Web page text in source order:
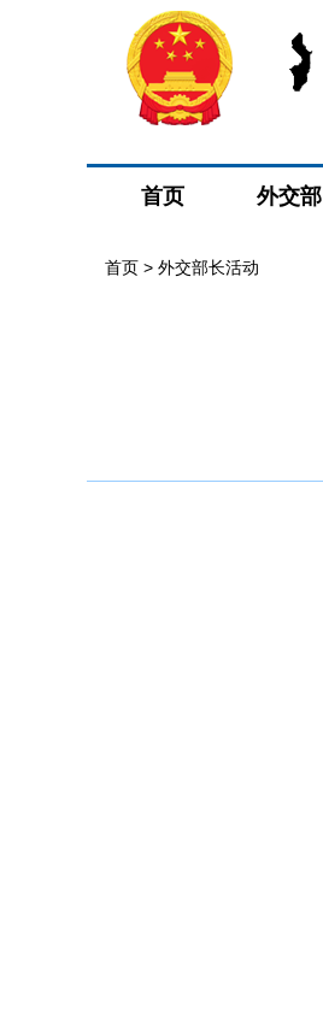
首页 外交部
首页 > 外交部长活动